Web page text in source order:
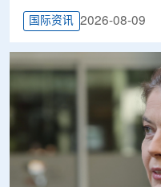
国际资讯 2026-08-09